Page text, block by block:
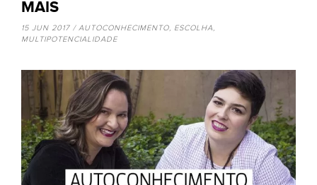
MAIS
15 JUN 2017 / AUTOCONHECIMENTO, ESCOLHA,
MULTIPOTENCIALIDADE